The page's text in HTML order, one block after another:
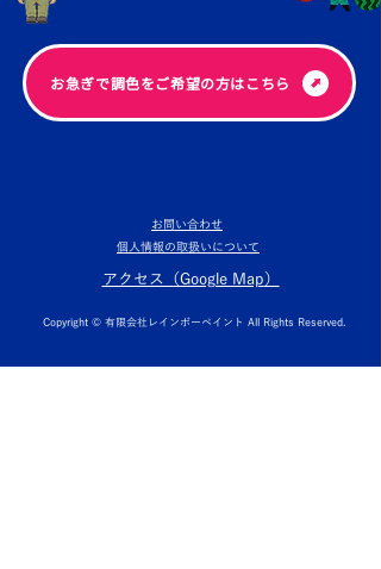
​お急ぎで調色をご希望の方はこちら
お問い合わせ
個人情報の取扱いについて
​アクセス（Google Map）
Copyright © 有限会社レインボーペイント All Rights Reserved.